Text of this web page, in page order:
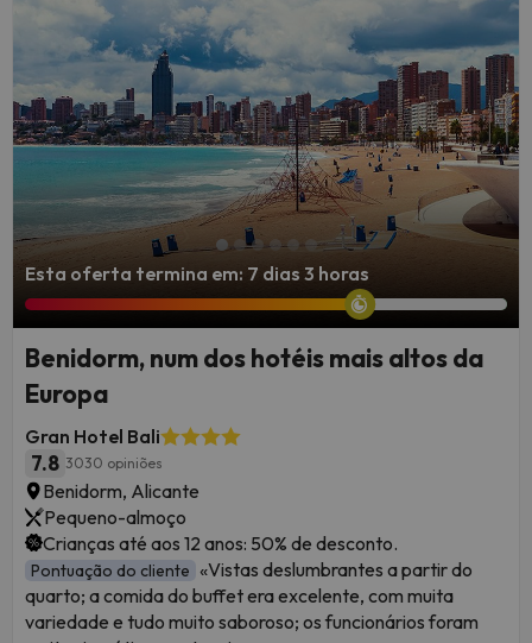
Esta oferta termina em: 7 dias 3 horas
Benidorm, num dos hotéis mais altos da
Europa
Gran Hotel Bali
7.8 3030 opiniões
Benidorm, Alicante
Pequeno-almoço
Crianças até aos 12 anos: 50% de desconto.
Pontuação do cliente «Vistas deslumbrantes a partir do
quarto; a comida do buffet era excelente, com muita
variedade e tudo muito saboroso; os funcionários foram